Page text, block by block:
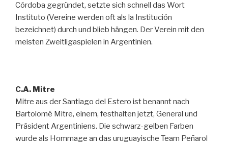
Córdoba gegründet, setzte sich schnell das Wort
Instituto (Vereine werden oft als la Institución
bezeichnet) durch und blieb hängen. Der Verein mit den
meisten Zweitligaspielen in Argentinien.
C.A. Mitre
Mitre aus der Santiago del Estero ist benannt nach
Bartolomé Mitre, einem, festhalten jetzt, General und
Präsident Argentiniens. Die schwarz-gelben Farben
wurde als Hommage an das uruguayische Team Peñarol